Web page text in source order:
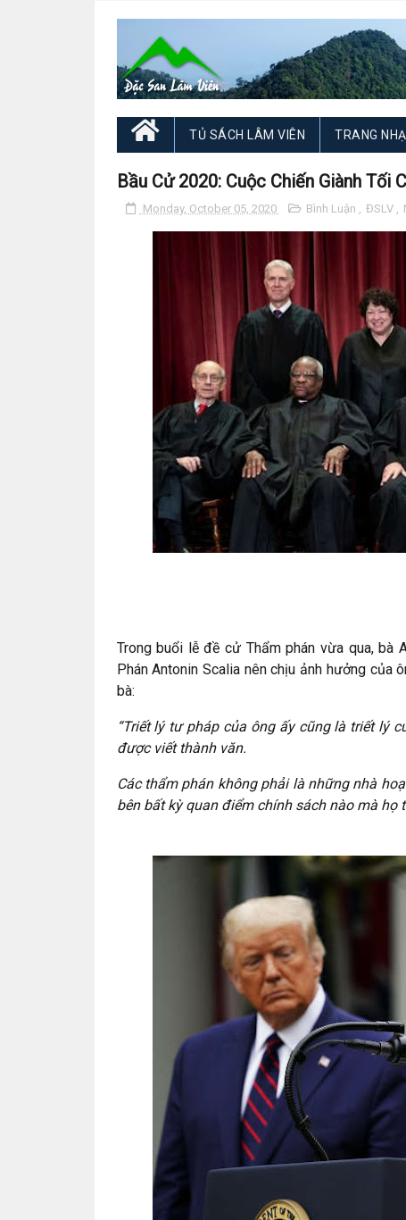
TỦ SÁCH LÂM VIÊN TRANG
Bầu Cử 2020: Cuộc Chiến Giành Tối
Monday, October 05, 2020 Bình Luận , ĐSLV ,
Trong buổi lễ đề cử Thẩm phán vừa qua, bà
Phán Antonin Scalia nên chịu ảnh hưởng của
bà:
“Triết lý tư pháp của ông ấy cũng là triết lý
được viết thành văn.
Các thẩm phán không phải là những nhà
bên bất kỳ quan điểm chính sách nào mà họ